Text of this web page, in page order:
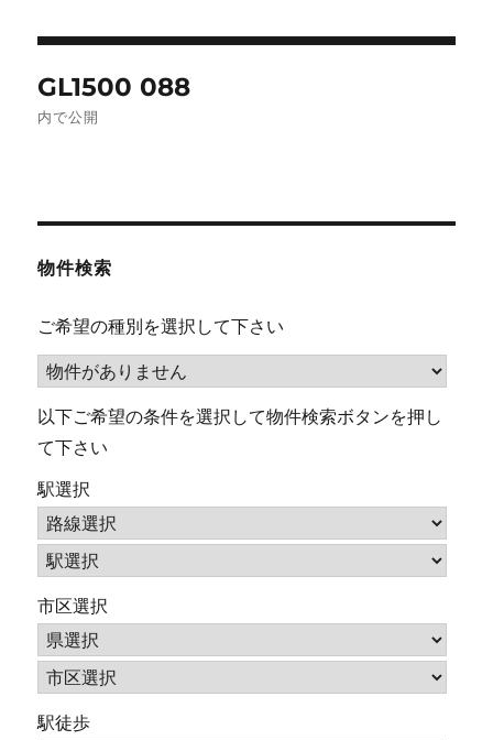
稿
シ
ョ
ン
GL1500 088
内で公開
物件検索
ご希望の種別を選択して下さい
以下ご希望の条件を選択して物件検索ボタンを押し
て下さい
駅選択
市区選択
駅徒歩